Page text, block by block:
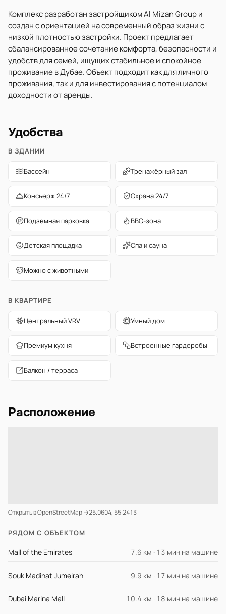
Комплекс разработан застройщиком Al Mizan Group и
создан с ориентацией на современный образ жизни с
низкой плотностью застройки. Проект предлагает
сбалансированное сочетание комфорта, безопасности и
удобств для семей, ищущих стабильное и спокойное
проживание в Дубае. Объект подходит как для личного
проживания, так и для инвестирования с потенциалом
доходности от аренды.
Удобства
В ЗДАНИИ
Бассейн Тренажёрный зал
Консьерж 24/7 Охрана 24/7
Подземная парковка BBQ-зона
Детская площадка Спа и сауна
Можно с животными
В КВАРТИРЕ
Центральный VRV Умный дом
Премиум кухня Встроенные гардеробы
Балкон / терраса
Расположение
Открыть в OpenStreetMap →25.0604, 55.2413
РЯДОМ С ОБЪЕКТОМ
Mall of the Emirates 7.6 км · 13 мин на машине
Souk Madinat Jumeirah 9.9 км · 17 мин на машине
Dubai Marina Mall 10.4 км · 18 мин на машине